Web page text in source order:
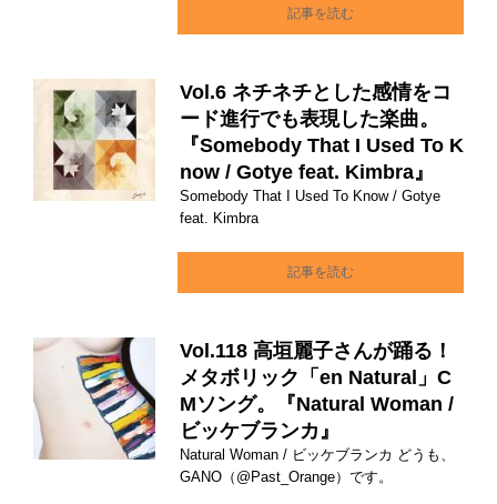
記事を読む
Vol.6 ネチネチとした感情をコ
ード進行でも表現した楽曲。
『Somebody That I Used To K
now / Gotye feat. Kimbra』
Somebody That I Used To Know / Gotye
feat. Kimbra
記事を読む
Vol.118 高垣麗子さんが踊る！
メタボリック「en Natural」C
Mソング。『Natural Woman /
ビッケブランカ』
Natural Woman / ビッケブランカ どうも、
GANO（@Past_Orange）です。